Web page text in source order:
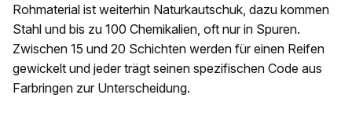
Rohmaterial ist weiterhin Naturkautschuk, dazu kommen
Stahl und bis zu 100 Chemikalien, oft nur in Spuren.
Zwischen 15 und 20 Schichten werden für einen Reifen
gewickelt und jeder trägt seinen spezifischen Code aus
Farbringen zur Unterscheidung.